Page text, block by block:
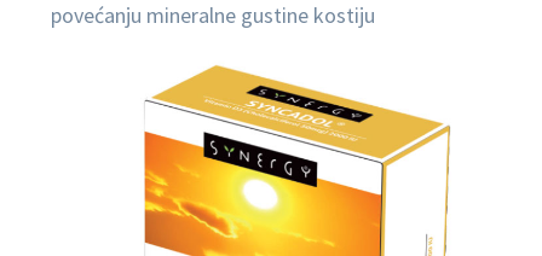
povećanju mineralne gustine kostiju